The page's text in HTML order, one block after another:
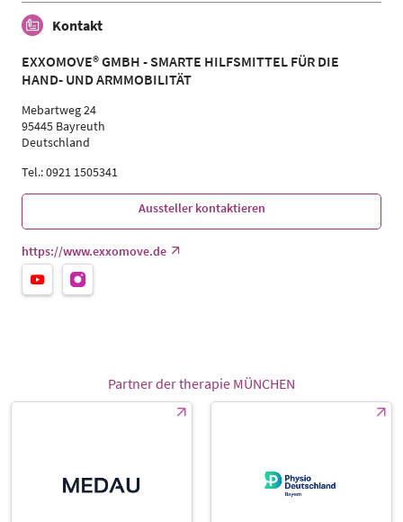
Kontakt
EXXOMOVE® GMBH - SMARTE HILFSMITTEL FÜR DIE
HAND- UND ARMMOBILITÄT
Mebartweg 24
95445 Bayreuth
Deutschland
Tel.: 0921 1505341
Aussteller kontaktieren
https://www.exxomove.de
Partner der therapie MÜNCHEN